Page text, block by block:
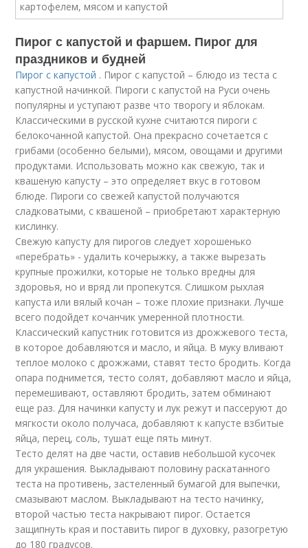
Пирог с капустой и фаршем. Пирог для
праздников и будней
Пирог с капустой . Пирог с капустой – блюдо из теста с
капустной начинкой. Пироги с капустой на Руси очень
популярны и уступают разве что творогу и яблокам.
Классическими в русской кухне считаются пироги с
белокочанной капустой. Она прекрасно сочетается с
грибами (особенно белыми), мясом, овощами и другими
продуктами. Использовать можно как свежую, так и
квашеную капусту – это определяет вкус в готовом
блюде. Пироги со свежей капустой получаются
сладковатыми, с квашеной – приобретают характерную
кислинку.
Свежую капусту для пирогов следует хорошенько
«перебрать» - удалить кочерыжку, а также вырезать
крупные прожилки, которые не только вредны для
здоровья, но и вряд ли пропекутся. Слишком рыхлая
капуста или вялый кочан – тоже плохие признаки. Лучше
всего подойдет кочанчик умеренной плотности.
Классический капустник готовится из дрожжевого теста,
в которое добавляются и масло, и яйца. В муку вливают
теплое молоко с дрожжами, ставят тесто бродить. Когда
опара поднимется, тесто солят, добавляют масло и яйца,
перемешивают, оставляют бродить, затем обминают
еще раз. Для начинки капусту и лук режут и пассеруют до
мягкости около получаса, добавляют к капусте взбитые
яйца, перец, соль, тушат еще пять минут.
Тесто делят на две части, оставив небольшой кусочек
для украшения. Выкладывают половину раскатанного
теста на противень, застеленный бумагой для выпечки,
смазывают маслом. Выкладывают на тесто начинку,
второй частью теста накрывают пирог. Остается
защипнуть края и поставить пирог в духовку, разогретую
до 180 градусов.